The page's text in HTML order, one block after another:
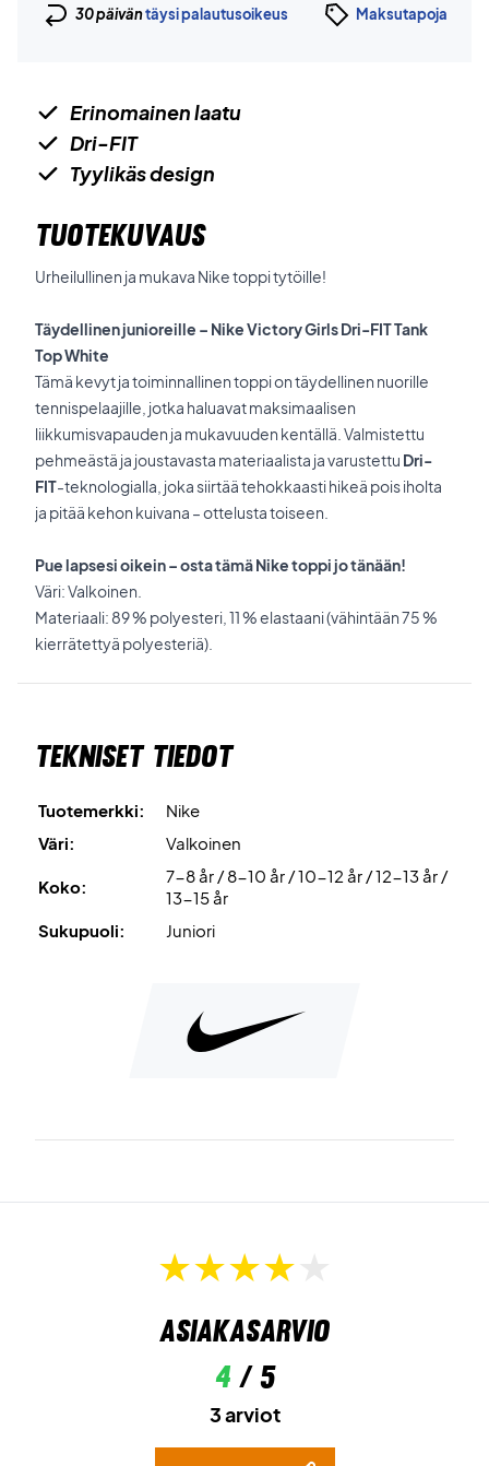
30 päiväntäysi palautusoikeus Maksutapoja
Erinomainen laatu
Dri-FIT
Tyylikäs design
TUOTEKUVAUS
Urheilullinen ja mukava Nike toppi tytöille!
Täydellinen junioreille – Nike Victory Girls Dri-FIT Tank
Top White
Tämä kevyt ja toiminnallinen toppi on täydellinen nuorille
tennispelaajille, jotka haluavat maksimaalisen
liikkumisvapauden ja mukavuuden kentällä. Valmistettu
pehmeästä ja joustavasta materiaalista ja varustettu Dri-
FIT-teknologialla, joka siirtää tehokkaasti hikeä pois iholta
ja pitää kehon kuivana – ottelusta toiseen.
Pue lapsesi oikein – osta tämä Nike toppi jo tänään!
Väri: Valkoinen.
Materiaali: 89 % polyesteri, 11 % elastaani (vähintään 75 %
kierrätettyä polyesteriä).
Tekniset tiedot
Tuotemerkki:
Nike
Väri:
Valkoinen
Koko:
7-8 år / 8-10 år / 10-12 år / 12-13 år /
13-15 år
Sukupuoli:
Juniori
Asiakasarvio
4/ 5
3 arviot